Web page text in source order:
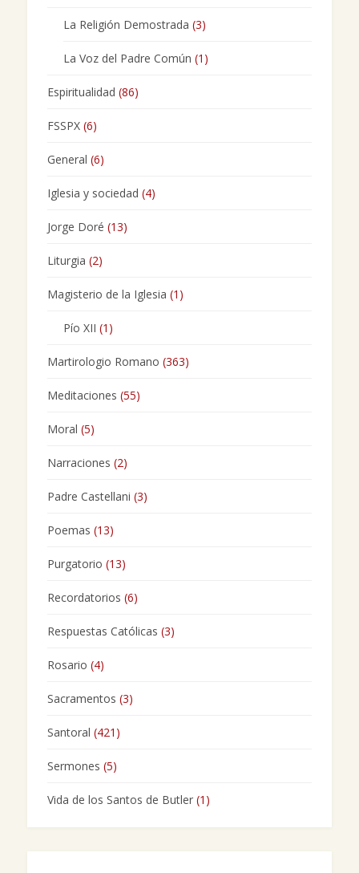
La Religión Demostrada (3)
La Voz del Padre Común (1)
Espiritualidad (86)
FSSPX(6)
General (6)
Iglesia y sociedad (4)
Jorge Doré (13)
Liturgia (2)
Magisterio de la Iglesia (1)
Pío XII (1)
Martirologio Romano (363)
Meditaciones (55)
Moral (5)
Narraciones (2)
Padre Castellani (3)
Poemas (13)
Purgatorio (13)
Recordatorios (6)
Respuestas Católicas (3)
Rosario (4)
Sacramentos (3)
Santoral (421)
Sermones (5)
Vida de los Santos de Butler(1)